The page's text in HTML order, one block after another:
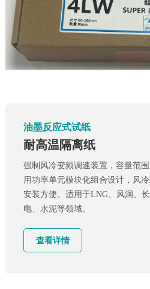
工业测量胶片
LF5压敏纸
大功率水冷变频调速装置，容量范
采用功率单元模块化组合设计。
高，维修安装方便。适用于LNG
冶金、发电、水泥等领域。
查看详情
油墨反应式试纸
耐高温隔离纸
强制风冷变频调速装置，容量范
用功率单元模块化组合设计，风
安装方便。适用于LNG、风洞、
电、水泥等领域。
查看详情